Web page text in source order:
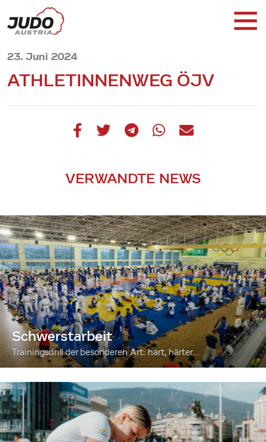
23. Juni 2024
ATHLETINNENWEG ÖJV
VERWANDTE NEWS
Schwerstarbeit
Trainingsdrill der besonderen Art: hart, härter...